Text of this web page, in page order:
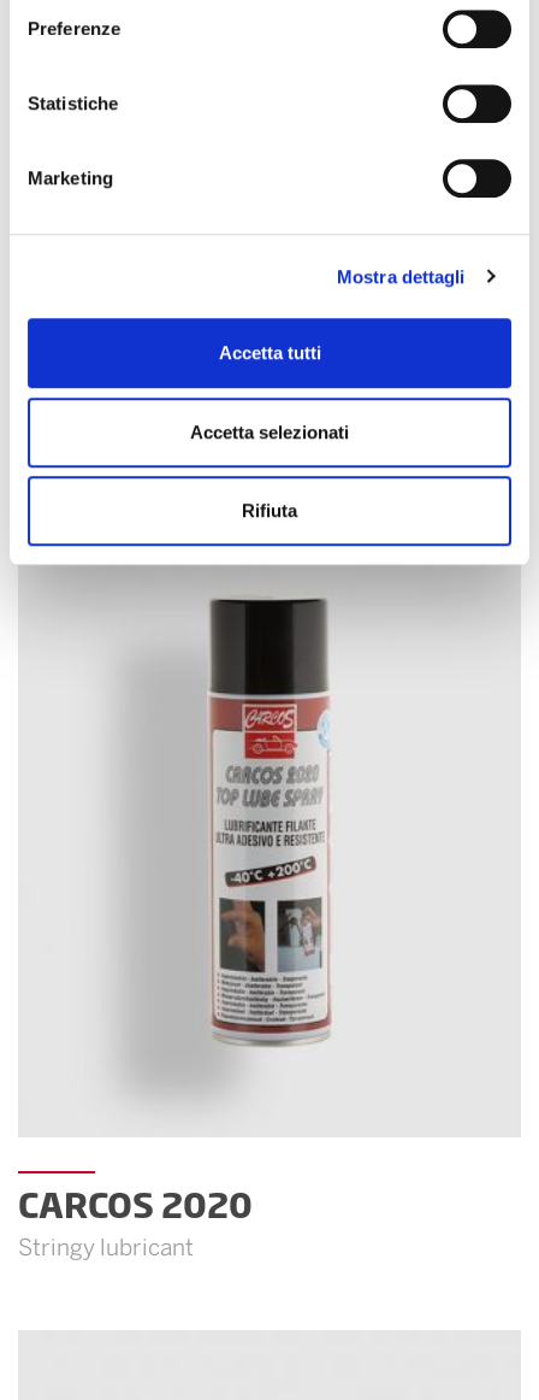
Preferenze
Statistiche
Marketing
Mostra dettagli
Accetta tutti
Accetta selezionati
Rifiuta
FAP CLEANER
FAP Cleaner Liquid
CARCOS 2020
Stringy lubricant